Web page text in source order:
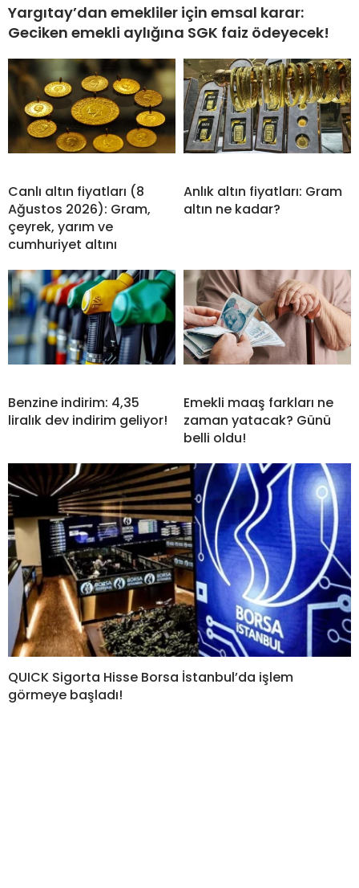
Yargıtay’dan emekliler için emsal karar:
Geciken emekli aylığına SGK faiz ödeyecek!
Canlı altın fiyatları (8
Ağustos 2026): Gram,
çeyrek, yarım ve
cumhuriyet altını
Anlık altın fiyatları: Gram
altın ne kadar?
Benzine indirim: 4,35
liralık dev indirim geliyor!
Emekli maaş farkları ne
zaman yatacak? Günü
belli oldu!
QUICK Sigorta Hisse Borsa İstanbul’da işlem
görmeye başladı!